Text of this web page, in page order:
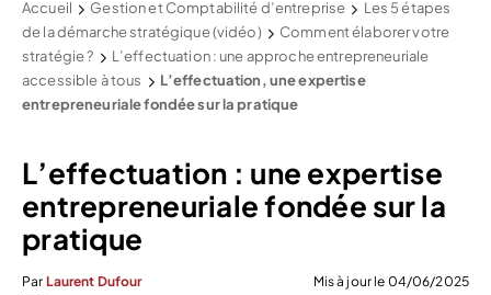
Accueil Gestion et Comptabilité d’entreprise
Les 5 étapes
de la démarche stratégique (vidéo)
Comment élaborer votre
stratégie ?
L’effectuation : une approche entrepreneuriale
accessible à tous
L’effectuation, une expertise
entrepreneuriale fondée sur la pratique
L’effectuation : une expertise
entrepreneuriale fondée sur la
pratique
Par Laurent Dufour
Mis à jour le 04/06/2025